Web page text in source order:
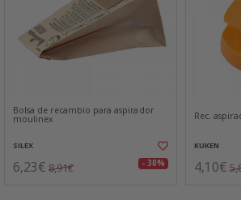
Bolsa de recambio para aspirador
moulinex
SILEX
6,23€ 8,91€ - 30%
Rec.
KUKEN
4,10€